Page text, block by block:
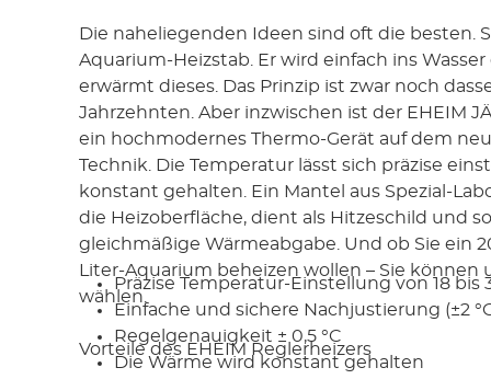
Die naheliegenden Ideen sind oft die besten.
Aquarium-Heizstab. Er wird einfach ins
erwärmt dieses. Das Prinzip ist zwar noch
Jahrzehnten. Aber inzwischen ist der EHEIM
ein hochmodernes Thermo-Gerät auf dem
Technik. Die Temperatur lässt sich präzise
konstant gehalten. Ein Mantel aus Spezial-
die Heizoberfläche, dient als Hitzeschild und
gleichmäßige Wärmeabgabe. Und ob Sie ein
Liter-Aquarium beheizen wollen – Sie können
wählen.
Vorteile des EHEIM Reglerheizers
Präzise Temperatur-Einstellung von 18 bis
Einfache und sichere Nachjustierung (±2
Regelgenauigkeit ± 0,5 °C
Die Wärme wird konstant gehalten